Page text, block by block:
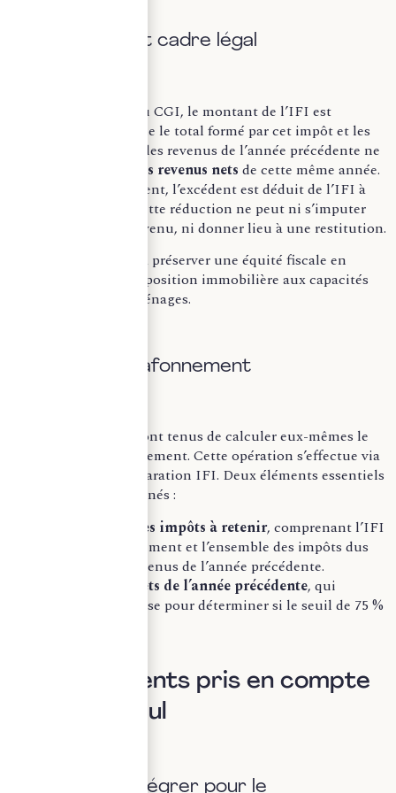
A. Définition et cadre légal
Selon l’article 979 du CGI, le montant de l’IFI est
plafonné de sorte que le total formé par cet impôt et les
impôts dus au titre des revenus de l’année précédente ne
75 % des revenus nets de cette même année.
En cas de dépassement, l’excédent est déduit de l’IFI à
payer. Cependant, cette réduction ne peut ni s’imputer
sur l’impôt sur le revenu, ni donner lieu à une restitution.
Le mécanisme vise à préserver une équité fiscale en
proportionnant l’imposition immobilière aux capacités
contributives des ménages.
B. Calcul du plafonnement
Les contribuables sont tenus de calculer eux-mêmes le
montant du plafonnement. Cette opération s’effectue via
l’annexe 5 de la déclaration IFI. Deux éléments essentiels
doivent être déterminés :
Le montant des impôts à retenir, comprenant l’IFI
avant plafonnement et l’ensemble des impôts dus
au titre des revenus de l’année précédente.
Les revenus nets de l’année précédente, qui
serviront de base pour déterminer si le seuil de 75 %
II. Les éléments pris en compte
dans le calcul
A. Impôts à intégrer pour le